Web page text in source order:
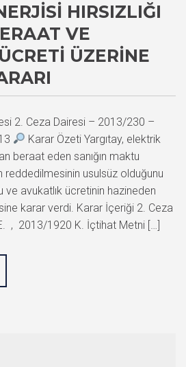
HIRSIZLIĞI
VE
ÜZERINE
2. Ceza Dairesi – 2013/230 –
Karar Özeti Yargıtay, elektrik
beraat eden sanığın maktu
reddedilmesinin usulsüz olduğunu
avukatlık ücretinin hazineden
karar verdi. Karar İçeriği 2. Ceza
1920 K. İçtihat Metni […]